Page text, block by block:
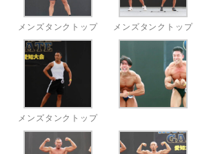
メンズタンクトップ メンズタンクトップ
メンズタンクトップ